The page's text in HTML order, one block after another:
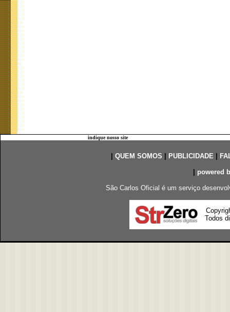
indique nosso site
QUEM SOMOS PUBLICIDADE|
powered
São Carlos Oficial é um serviço
Todos